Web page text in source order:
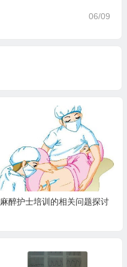
06/09
麻醉护士培训的相关问题探讨